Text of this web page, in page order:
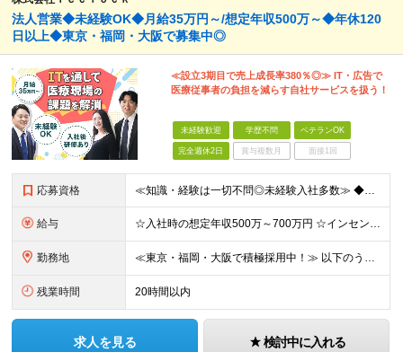
法人営業◆未経験OK◆月給35万円～/想定年収500万～◆年休120
日以上◆東京・福岡・大阪で募集中◎
≪設立3期目で売上成長率380％◎≫ IT・広告で
医療従事者の負担を減らす自社サービスを扱う！
未経験歓迎 学歴不問 ベテランOK
完全週休2日 賞与複数月 面接1回
応募資格 ≪知識・経験は一切不問◎未経験入社多数≫ ◆未経験・第二新卒OK ◆学歴不問 ～このような方を歓迎します！～ ◇社会貢献性の高い仕事をしたい ◇医療業界に興味がある ◇今より生活を1ランクアップさ
給与 ☆入社時の想定年収500万～700万円 ☆インセン年12回／1年目で1000万円も目指せる ☆社員の半数以上が年収800万円超え 月給35万円～＋インセンティブ＋各種手当 ※経験・スキルに応じて決
勤務地 ≪東京・福岡・大阪で積極採用中！≫ 以下のうち、希望に合わせて配属いたします。 【東京本社】 東京都港区芝1-9-3 芝マツラビル4F 【大阪支店】 大阪府大阪市西区西本町1丁目5番20号 サーミ
残業時間 20時間以内
求人を見る 検討中に入れる